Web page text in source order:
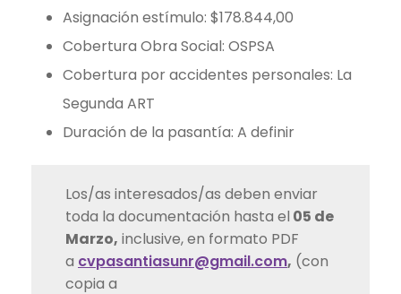
Asignación estímulo: $178.844,00
Cobertura Obra Social: OSPSA
Cobertura por accidentes personales: La
Segunda ART
Duración de la pasantía: A definir
Los/as interesados/as deben enviar
toda la documentación hasta el 05 de
Marzo, inclusive, en formato PDF
a cvpasantiasunr@gmail.com, (con
copia a